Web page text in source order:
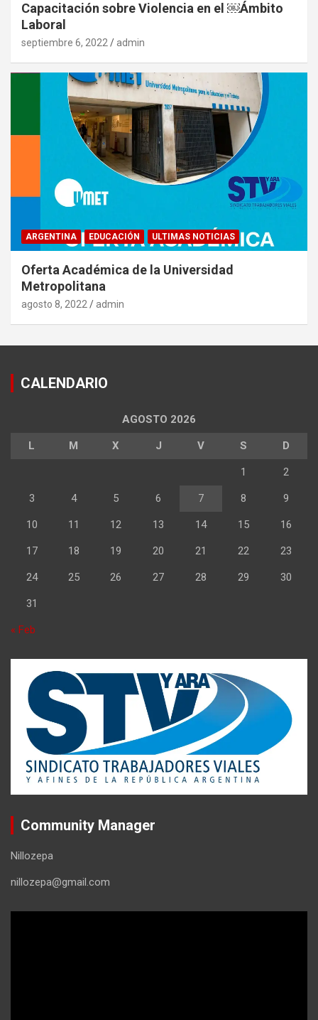
Capacitación sobre Violencia en el ￼Ámbito
Laboral
septiembre 6, 2022 admin
ARGENTINA EDUCACIÓN ULTIMAS NOTICIAS
Oferta Académica de la Universidad
Metropolitana
agosto 8, 2022 admin
CALENDARIO
AGOSTO 2026
L M X J V S D
1 2
3 4 5 6 7 8 9
10 11 12 13 14 15 16
17 18 19 20 21 22 23
24 25 26 27 28 29 30
31
« Feb
Community Manager
Nillozepa
nillozepa@gmail.com